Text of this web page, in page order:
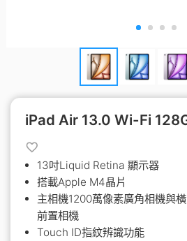
iPad Air 13.0 Wi-Fi
13吋Liquid Retina 顯示器
搭載Apple M4晶片
主相機1200萬像素廣角相機與
前置相機
Touch ID指紋辨識功能